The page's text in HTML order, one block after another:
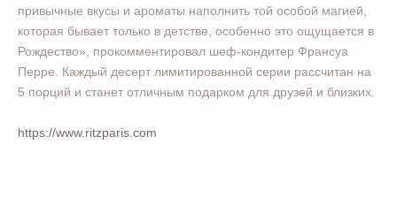
привычные вкусы и ароматы наполнить той особой магией,
которая бывает только в детстве, особенно это ощущается в
Рождество», прокомментировал шеф-кондитер Франсуа
Перре. Каждый десерт лимитированной серии рассчитан на
5 порций и станет отличным подарком для друзей и близких.
https://www.ritzparis.com